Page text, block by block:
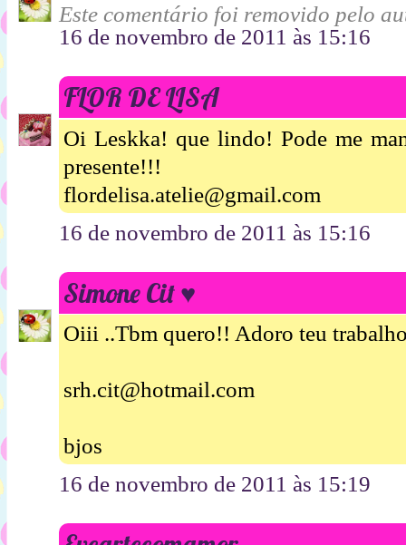
Este comentário foi removido pelo
16 de novembro de 2011 às 15:16
FLOR DE LISA
Oi Leskka! que lindo! Pode me
presente!!!
flordelisa.atelie@gmail.com
16 de novembro de 2011 às 15:16
Simone Cit ♥
Oiii ..Tbm quero!! Adoro teu
srh.cit@hotmail.com
bjos
16 de novembro de 2011 às 15:19